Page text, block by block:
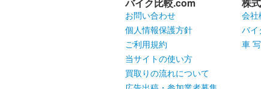
バイク比較.com
お問い合わせ
個人情報保護方針
ご利用規約
当サイトの使い方
買取りの流れについて
株
会社
バイ
車